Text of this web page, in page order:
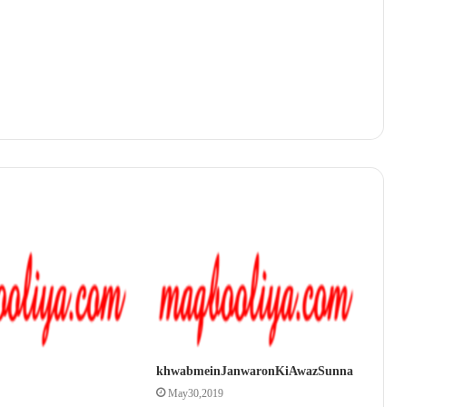
khwab mein Janwaron Ki Awaz Sunna
May 30, 2019